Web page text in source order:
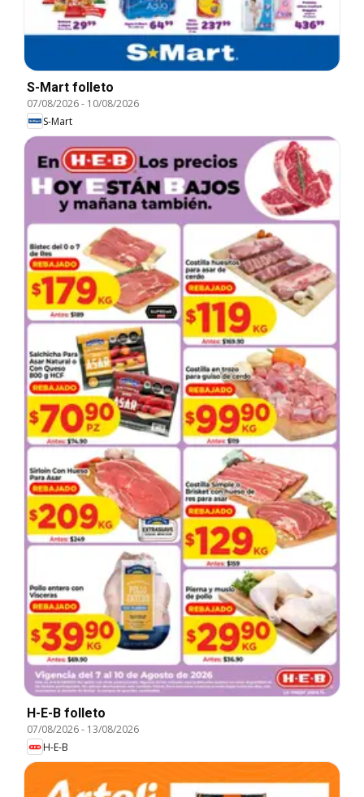
S-Mart folleto
07/08/2026- 10/08/2026
S-Mart
H-E-B folleto
07/08/2026- 13/08/2026
H-E-B